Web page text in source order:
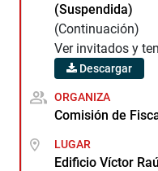
(Suspendida)
(Continuación)
Ver invitados y
Descargar
ORGANIZA
Comisión de
LUGAR
Edificio Víctor